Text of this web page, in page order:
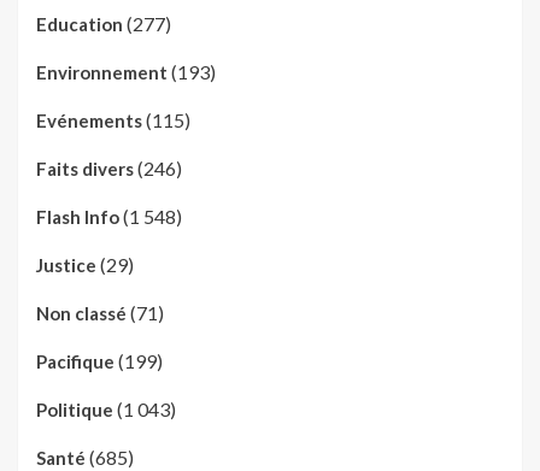
Education (277)
Environnement (193)
Evénements(115)
Faits divers(246)
Flash Info(1 548)
Justice (29)
Non classé (71)
Pacifique (199)
Politique (1 043)
Santé (685)